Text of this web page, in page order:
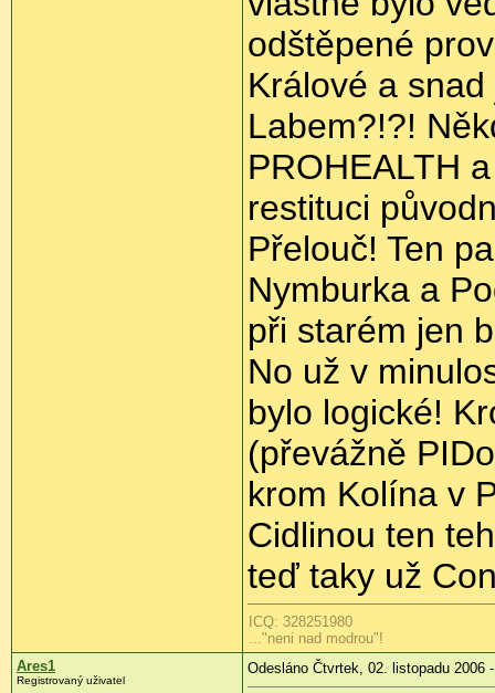
odštěpené
Králové a
Labem?!?!
PROHEALTH
restituci
Přelouč! Ten
Nymburka a
při starém jen
No už v
bylo logické!
(převážně
krom Kolína v
Cidlinou ten
teď taky už
ICQ: 328251980
..."neni nad modrou"!
Ares1
Registrovaný uživatel
Odesláno Čtvrtek, 02. listopadu 2006